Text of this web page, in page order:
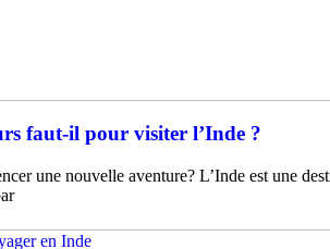
faut-il pour visiter l’Inde ?
une nouvelle aventure? L’Inde est une